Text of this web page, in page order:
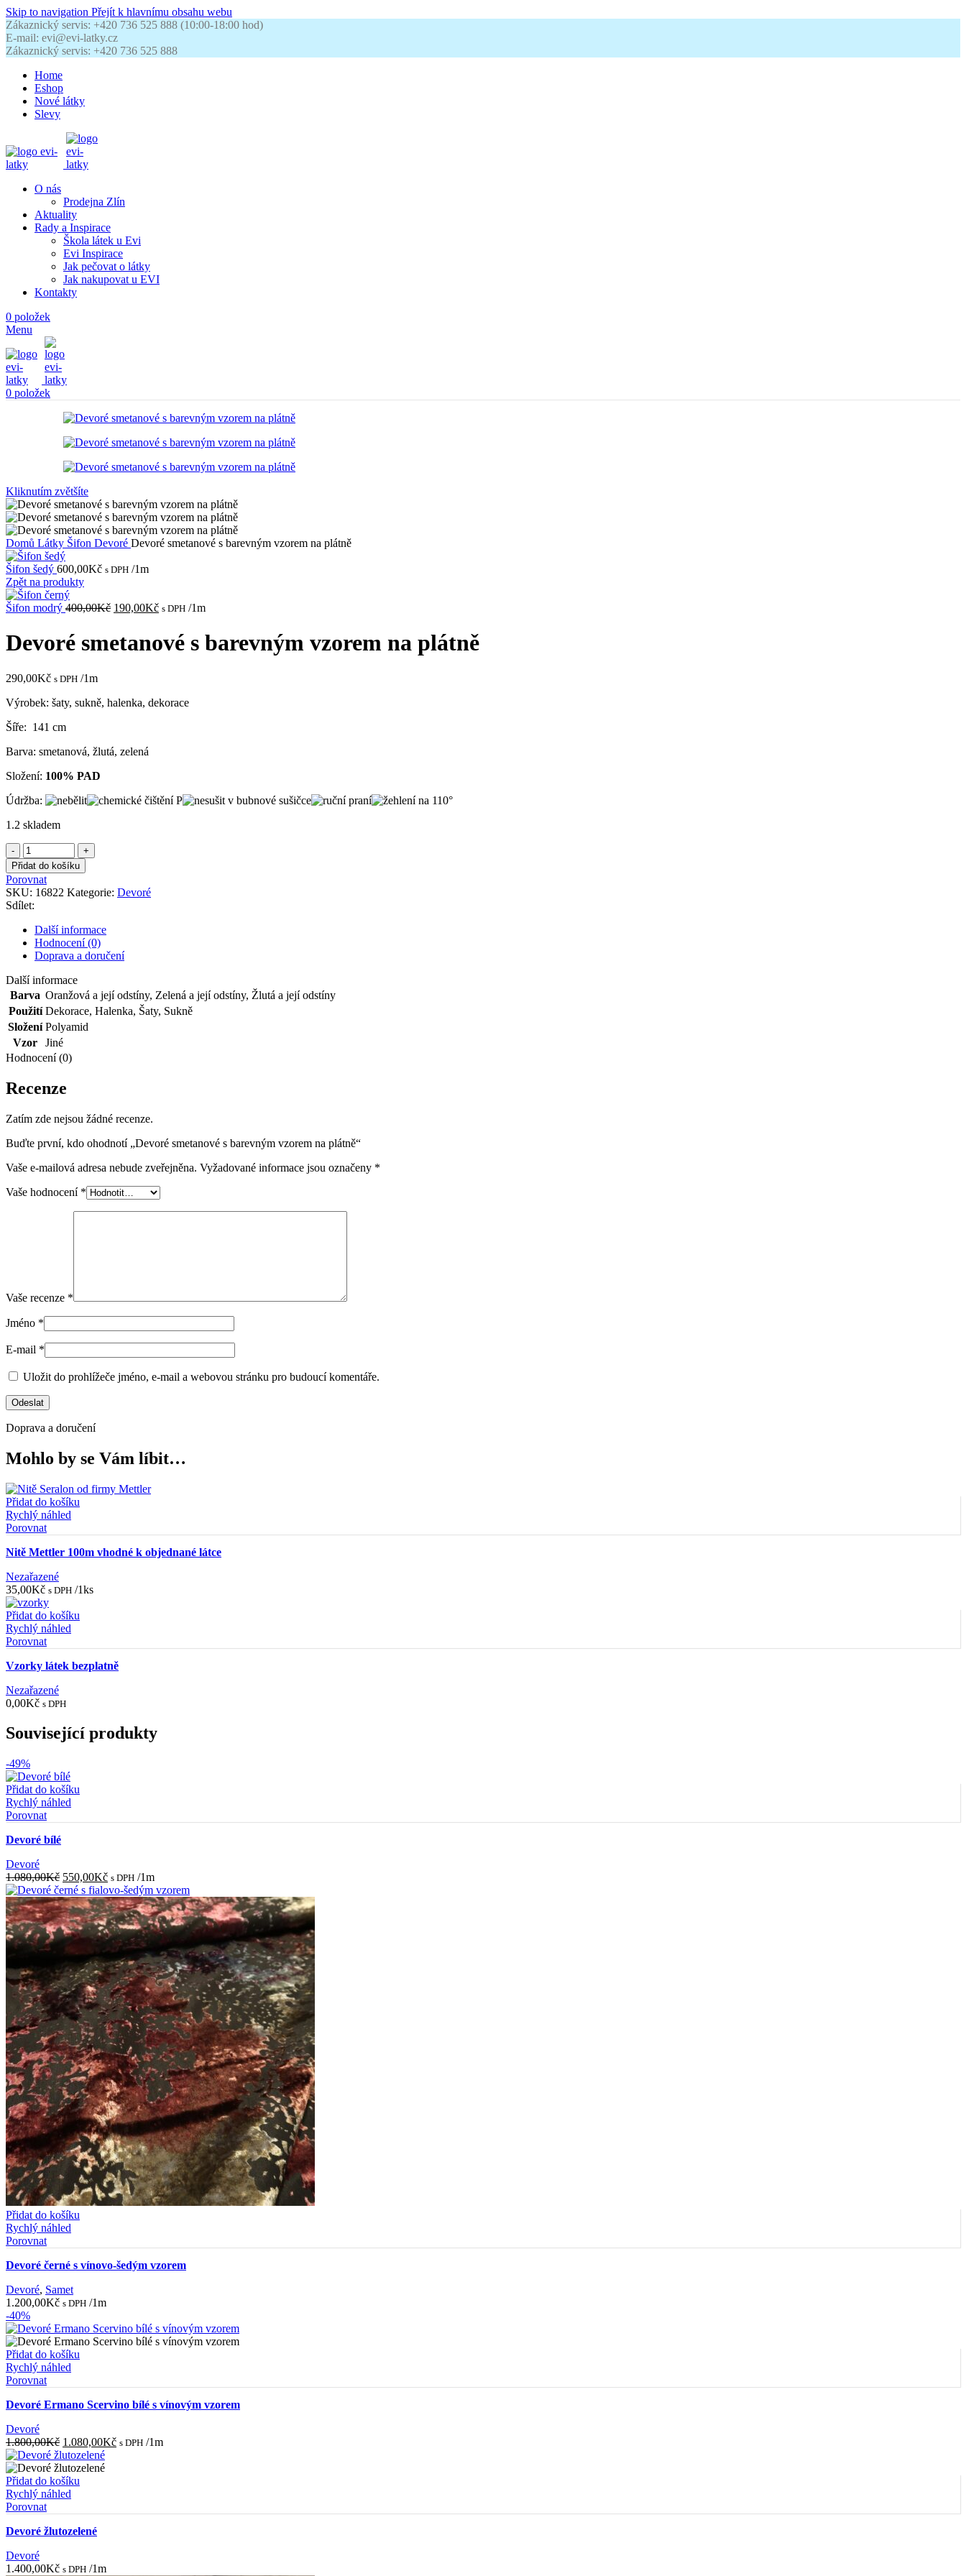
Skip to navigation Přejít k hlavnímu obsahu webu
Zákaznický servis: +420 736 525 888 (10:00-18:00 hod)
E-mail: evi@evi-latky.cz
Zákaznický servis: +420 736 525 888
Home
Eshop
Nové látky
Slevy
O nás
Prodejna Zlín
Aktuality
Rady a Inspirace
Škola látek u Evi
Evi Inspirace
Jak pečovat o látky
Jak nakupovat u EVI
Kontakty
0 položek
Menu
0 položek
Kliknutím zvětšíte
Domů Látky Šifon Devoré Devoré smetanové s barevným vzorem na plátně
Šifon šedý 600,00Kč s DPH /1m
Zpět na produkty
Šifon modrý 400,00Kč Původní
400,00Kč.
190,00KčAktuální
190,00Kč.
s DPH /1m
Devoré smetanové s barevným vzorem na plátně
290,00Kč s DPH /1m
Výrobek: šaty, sukně, halenka, dekorace
Šíře: 141 cm
Barva: smetanová, žlutá, zelená
Složení: 100% PAD
Údržba:
1.2 skladem
Devoré
smetanové
s
barevným
vzorem
na
plátně
množství
Přidat do košíku
Porovnat
SKU: 16822 Kategorie: Devoré
Sdílet:
Další informace
Hodnocení (0)
Doprava a doručení
Další informace
Barva Oranžová a její odstíny, Zelená a její odstíny, Žlutá a její odstíny
Použití Dekorace, Halenka, Šaty, Sukně
Složení Polyamid
Vzor
Jiné
Hodnocení (0)
Recenze
Zatím zde nejsou žádné recenze.
Buďte první, kdo ohodnotí „Devoré smetanové s barevným vzorem na plátně“
Vaše e-mailová adresa nebude zveřejněna. Vyžadované informace jsou označeny *
Vaše hodnocení *
Vaše recenze *
Jméno *
E-mail *
Uložit do prohlížeče jméno, e-mail a webovou stránku pro budoucí komentáře.
Doprava a doručení
Mohlo by se Vám líbit…
Přidat do košíku
Rychlý náhled
Porovnat
Nitě Mettler 100m vhodné k objednané látce
Nezařazené
35,00Kč s DPH /1ks
Přidat do košíku
Rychlý náhled
Porovnat
Vzorky látek bezplatně
Nezařazené
0,00Kč s DPH
Související produkty
-49%
Přidat do košíku
Rychlý náhled
Porovnat
Devoré bílé
Devoré
1.080,00Kč Původní
cena
byla:
1.080,00Kč.
550,00KčAktuální
cena
je:
550,00Kč.
s DPH /1m
Přidat do košíku
Rychlý náhled
Porovnat
Devoré černé s vínovo-šedým vzorem
Devoré, Samet
1.200,00Kč s DPH /1m
-40%
Přidat do košíku
Rychlý náhled
Porovnat
Devoré Ermano Scervino bílé s vínovým vzorem
Devoré
1.800,00Kč Původní
cena
byla:
1.800,00Kč.
1.080,00KčAktuální
s DPH /1m
Přidat do košíku
Rychlý náhled
Porovnat
Devoré žlutozelené
Devoré
1.400,00Kč s DPH /1m